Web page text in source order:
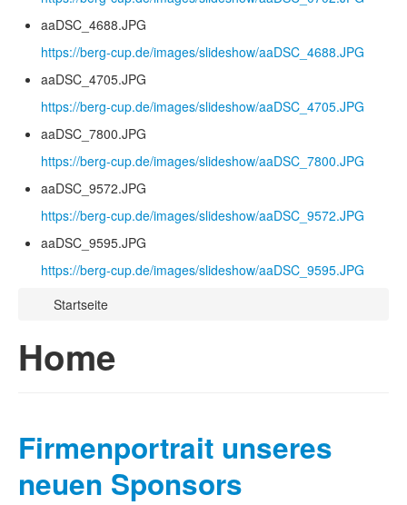
aaDSC_4688.JPG
https://berg-cup.de/images/slideshow/aaDSC_4688.JPG
aaDSC_4705.JPG
https://berg-cup.de/images/slideshow/aaDSC_4705.JPG
aaDSC_7800.JPG
https://berg-cup.de/images/slideshow/aaDSC_7800.JPG
aaDSC_9572.JPG
https://berg-cup.de/images/slideshow/aaDSC_9572.JPG
aaDSC_9595.JPG
https://berg-cup.de/images/slideshow/aaDSC_9595.JPG
Startseite
Home
Firmenportrait unseres
neuen Sponsors